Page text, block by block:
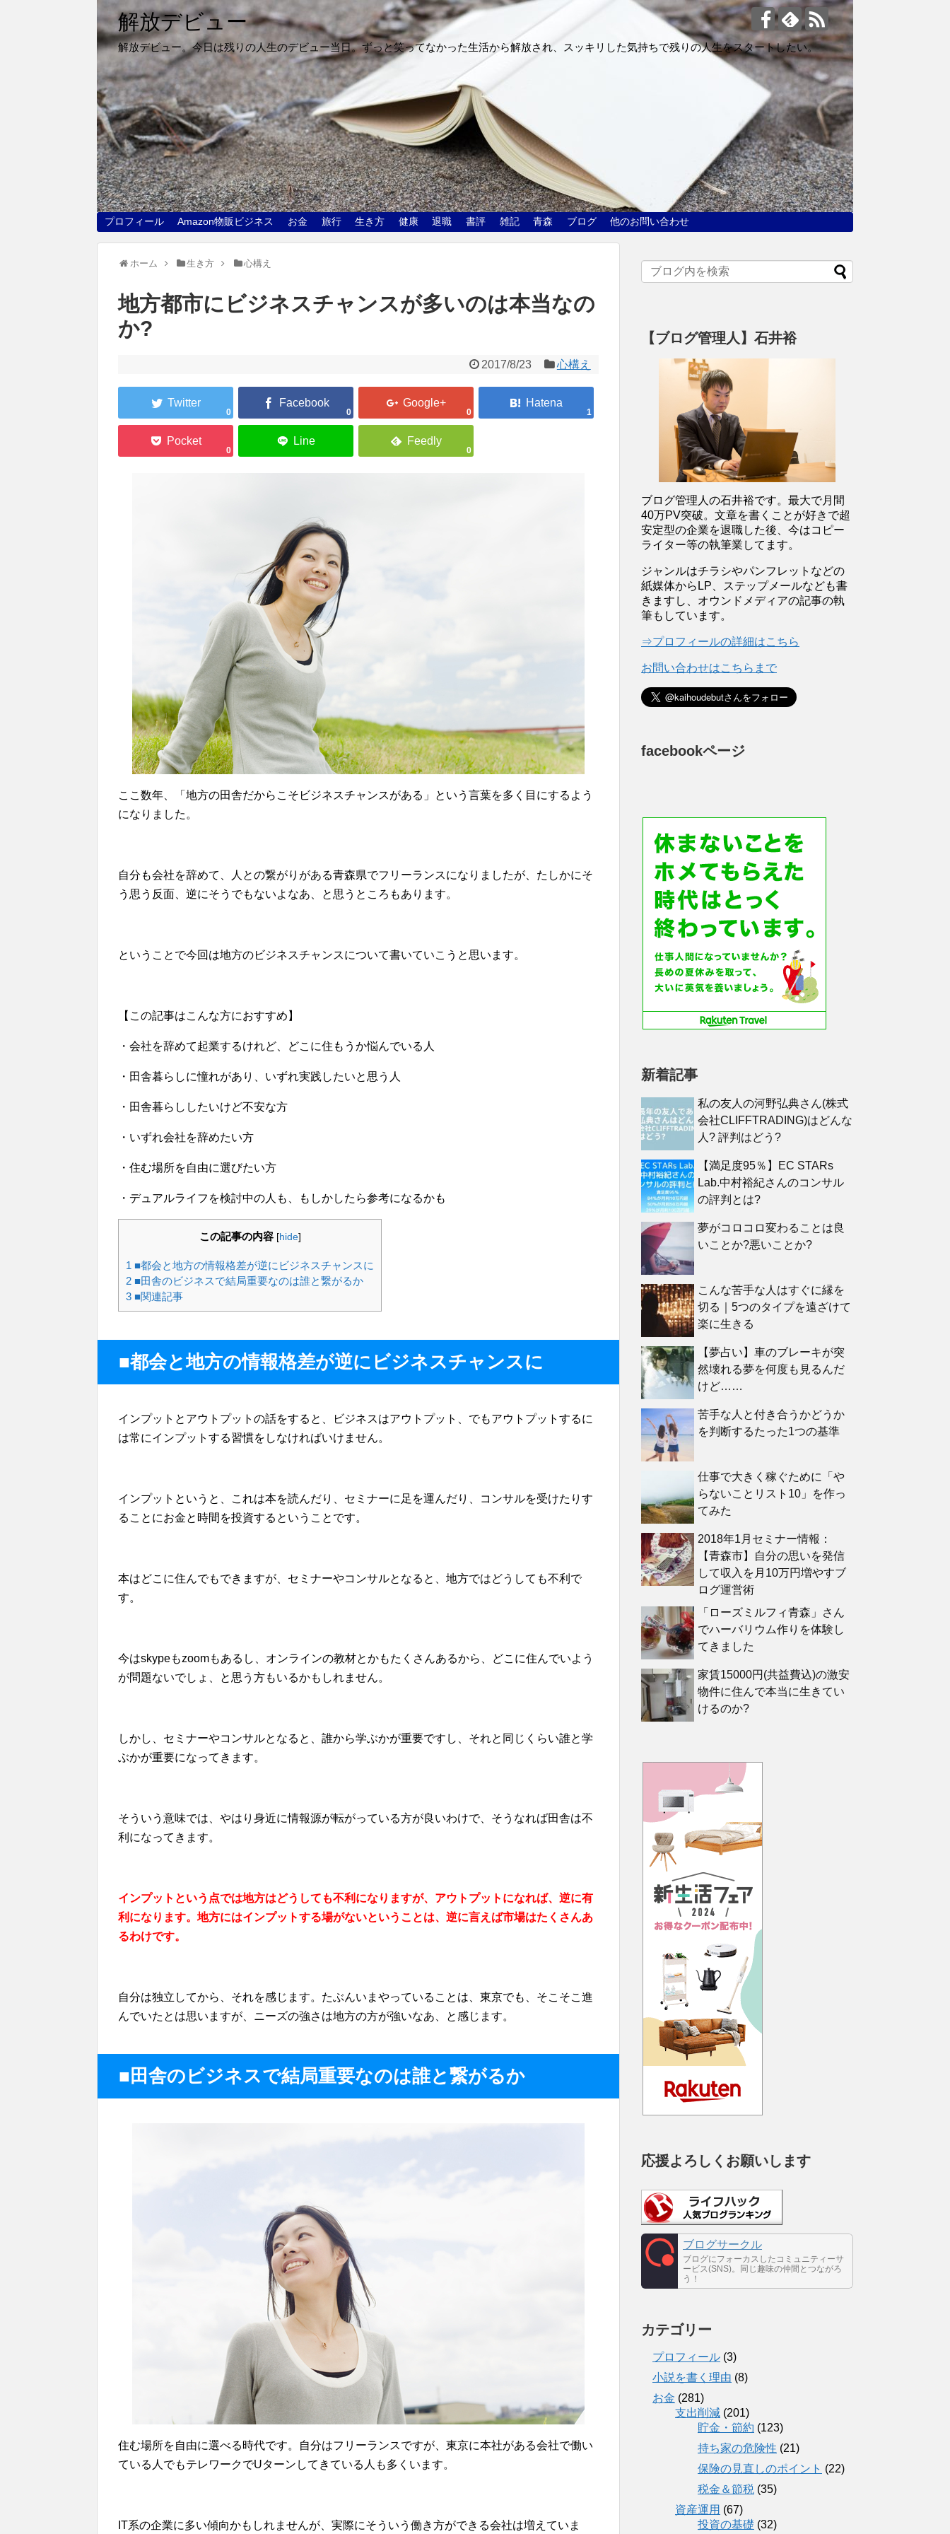
解放デビュー
解放デビュー。今日は残りの人生のデビュー当日。ずっと笑ってなかった生活から解放され、スッキリした気持ちで残りの人生をスタートしたい。
プロフィール Amazon物販ビジネス お金 旅行 生き方 健康 退職 書評 雑記 青森 ブログ 他のお問い合わせ
ホーム 生き方 心構え
地方都市にビジネスチャンスが多いのは本当なの
か?
2017/8/23 心構え
0 0 0 1
0 0
ここ数年、「地方の田舎だからこそビジネスチャンスがある」という言葉を多く目にするよう
になりました。
自分も会社を辞めて、人との繋がりがある青森県でフリーランスになりましたが、たしかにそ
う思う反面、逆にそうでもないよなあ、と思うところもあります。
ということで今回は地方のビジネスチャンスについて書いていこうと思います。
【この記事はこんな方におすすめ】
・会社を辞めて起業するけれど、どこに住もうか悩んでいる人
・田舎暮らしに憧れがあり、いずれ実践したいと思う人
・田舎暮らししたいけど不安な方
・いずれ会社を辞めたい方
・住む場所を自由に選びたい方
・デュアルライフを検討中の人も、もしかしたら参考になるかも
この記事の内容 [hide]
1 ■都会と地方の情報格差が逆にビジネスチャンスに
2 ■田舎のビジネスで結局重要なのは誰と繋がるか
3 ■関連記事
■都会と地方の情報格差が逆にビジネスチャンスに
インプットとアウトプットの話をすると、ビジネスはアウトプット、でもアウトプットするに
は常にインプットする習慣をしなければいけません。
インプットというと、これは本を読んだり、セミナーに足を運んだり、コンサルを受けたりす
ることにお金と時間を投資するということです。
本はどこに住んでもできますが、セミナーやコンサルとなると、地方ではどうしても不利で
す。
今はskypeもzoomもあるし、オンラインの教材とかもたくさんあるから、どこに住んでいよう
が問題ないでしょ、と思う方もいるかもしれません。
しかし、セミナーやコンサルとなると、誰から学ぶかが重要ですし、それと同じくらい誰と学
ぶかが重要になってきます。
そういう意味では、やはり身近に情報源が転がっている方が良いわけで、そうなれば田舎は不
利になってきます。
インプットという点では地方はどうしても不利になりますが、アウトプットになれば、逆に有
利になります。地方にはインプットする場がないということは、逆に言えば市場はたくさんあ
るわけです。
自分は独立してから、それを感じます。たぶんいまやっていることは、東京でも、そこそこ進
んでいたとは思いますが、ニーズの強さは地方の方が強いなあ、と感じます。
■田舎のビジネスで結局重要なのは誰と繋がるか
住む場所を自由に選べる時代です。自分はフリーランスですが、東京に本社がある会社で働い
ている人でもテレワークでUターンしてきている人も多くいます。
IT系の企業に多い傾向かもしれませんが、実際にそういう働き方ができる会社は増えていま
【ブログ管理人】石井裕
ブログ管理人の石井裕です。最大で月間
40万PV突破。文章を書くことが好きで超
安定型の企業を退職した後、今はコピー
ライター等の執筆業してます。
ジャンルはチラシやパンフレットなどの
紙媒体からLP、ステップメールなども書
きますし、オウンドメディアの記事の執
筆もしています。
⇒プロフィールの詳細はこちら
お問い合わせはこちらまで
facebookページ
新着記事
私の友人の河野弘典さん(株式
会社CLIFFTRADING)はどんな
人? 評判はどう?
【満足度95％】EC STARs
Lab.中村裕紀さんのコンサル
の評判とは?
夢がコロコロ変わることは良
いことか?悪いことか?
こんな苦手な人はすぐに縁を
切る｜5つのタイプを遠ざけて
楽に生きる
【夢占い】車のブレーキが突
然壊れる夢を何度も見るんだ
けど……
苦手な人と付き合うかどうか
を判断するたった1つの基準
仕事で大きく稼ぐために「や
らないことリスト10」を作っ
てみた
2018年1月セミナー情報：
【青森市】自分の思いを発信
して収入を月10万円増やすブ
ログ運営術
「ローズミルフィ青森」さん
でハーバリウム作りを体験し
てきました
家賃15000円(共益費込)の激安
物件に住んで本当に生きてい
けるのか?
応援よろしくお願いします
ブログサークル
ブログにフォーカスしたコミュニティーサ
ービス(SNS)。同じ趣味の仲間とつながろ
う！
カテゴリー
プロフィール (3)
小説を書く理由 (8)
お金 (281)
支出削減 (201)
貯金・節約 (123)
持ち家の危険性 (21)
保険の見直しのポイント (22)
税金＆節税 (35)
資産運用 (67)
投資の基礎 (32)